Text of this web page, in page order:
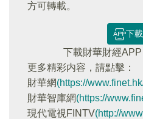
方可轉載。
下
下載財華財經
更多精彩内容，請點擊：
財華網(https://
財華智庫網(https://
現代電視FINTV(http://